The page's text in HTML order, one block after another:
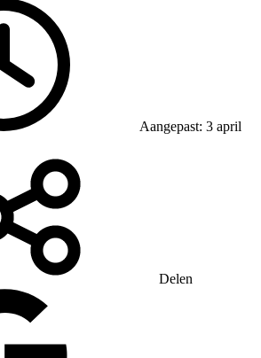
Aangepast: 3 april
Delen